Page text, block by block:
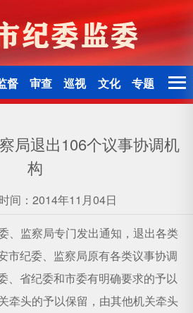
督 审查 巡视 文化 专题
局退出106个议事协调机
构
时间：2014年11月04日
、监察局专门发出通知，退出各类
市纪委、监察局原有各类议事协调
、省纪委和市委有明确要求的予以
牵头的予以保留，由其他机关牵头